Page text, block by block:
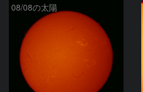
08/08の太陽